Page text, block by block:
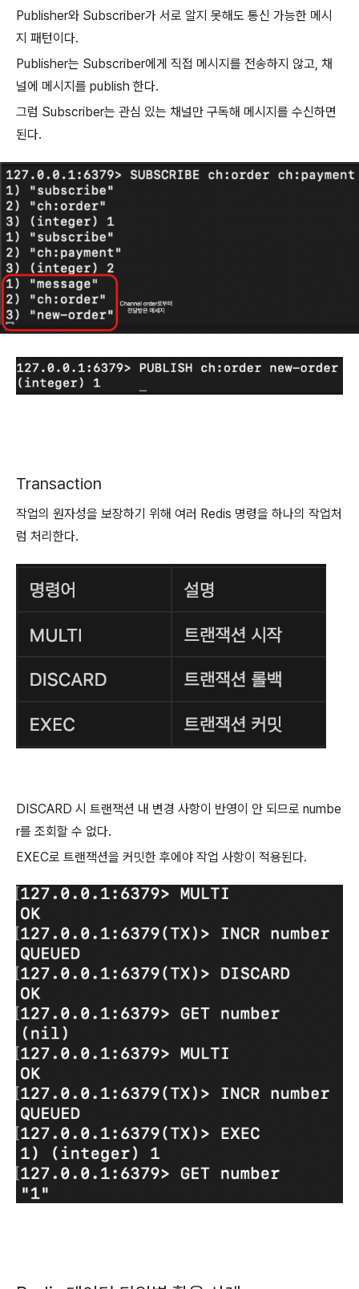
Publisher와 Subscriber가 서로 알지 못해도 통신 가능한 메시
지 패턴이다.
Publisher는 Subscriber에게 직접 메시지를 전송하지 않고, 채
널에 메시지를 publish 한다.
그럼 Subscriber는 관심 있는 채널만 구독해 메시지를 수신하면
된다.
Transaction
작업의 원자성을 보장하기 위해 여러 Redis 명령을 하나의 작업처
럼 처리한다.
DISCARD 시 트랜잭션 내 변경 사항이 반영이 안 되므로 numbe
r를 조회할 수 없다.
EXEC로 트랜잭션을 커밋한 후에야 작업 사항이 적용된다.